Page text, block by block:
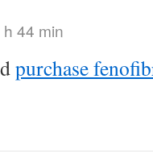
44 min
purchase